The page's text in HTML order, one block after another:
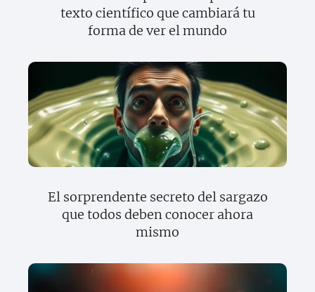
texto científico que cambiará tu
forma de ver el mundo
El sorprendente secreto del sargazo
que todos deben conocer ahora
mismo